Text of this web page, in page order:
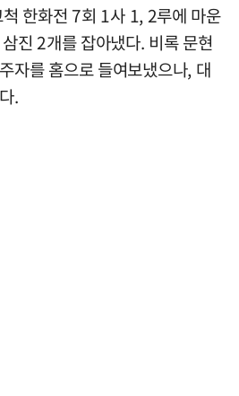
한화전 7회 1사 1, 2루에 마운
진 2개를 잡아냈다. 비록 문현
자를 홈으로 들여보냈으나, 대
.